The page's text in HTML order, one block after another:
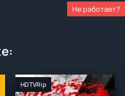
Не работает?
HDTVRip